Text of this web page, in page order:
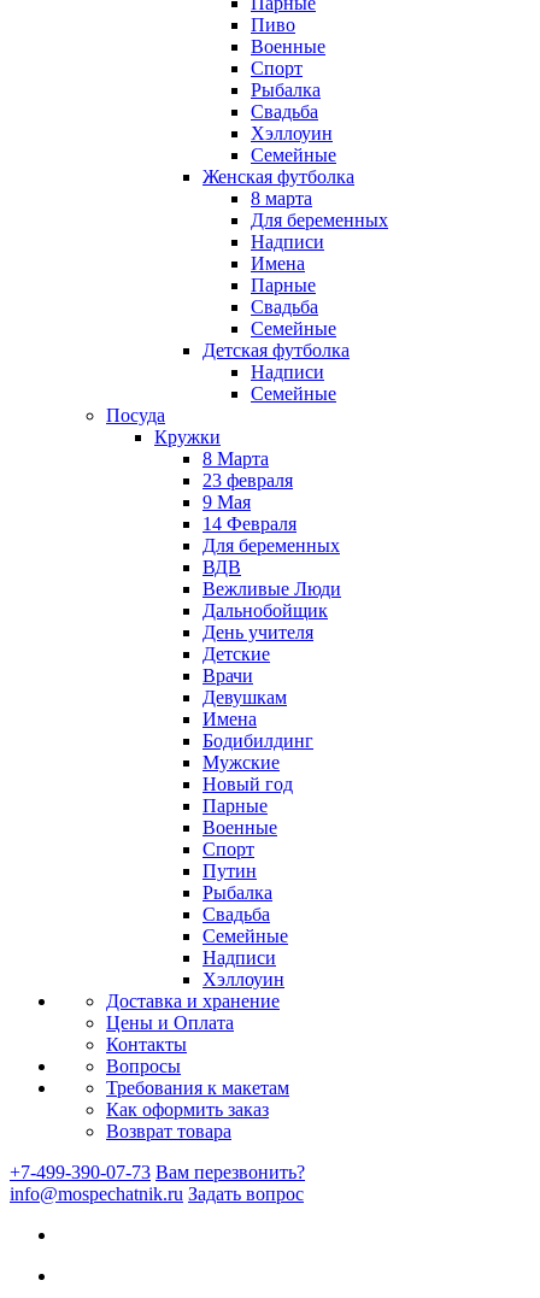
Пиво
Военные
Спорт
Рыбалка
Свадьба
Хэллоуин
Семейные
Женская футболка
8 марта
Для беременных
Надписи
Имена
Парные
Свадьба
Семейные
Детская футболка
Надписи
Семейные
Посуда
Кружки
8 Марта
23 февраля
9 Мая
14 Февраля
Для беременных
ВДВ
Вежливые Люди
Дальнобойщик
День учителя
Детские
Врачи
Девушкам
Имена
Бодибилдинг
Мужские
Новый год
Парные
Военные
Спорт
Путин
Рыбалка
Свадьба
Семейные
Надписи
Хэллоуин
Доставка и хранение
Цены и Оплата
Контакты
Вопросы
Требования к макетам
Как оформить заказ
Возврат товара
+7-499-390-07-73 Вам перезвонить?
info@mospechatnik.ru Задать вопрос